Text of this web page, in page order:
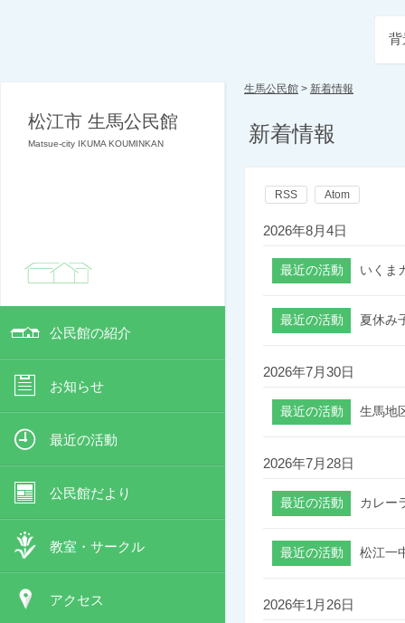
松江市 生馬公民館
Matsue-city IKUMA KOUMINKAN
公民館の紹介
お知らせ
最近の活動
公民館だより
教室・サークル
アクセス
背
生馬公民館 > 新着情報
新着情報
RSS Atom
2026年8月4日
いくま
夏休み
2026年7月30日
生馬地
2026年7月28日
カレー
松江一
2026年1月26日